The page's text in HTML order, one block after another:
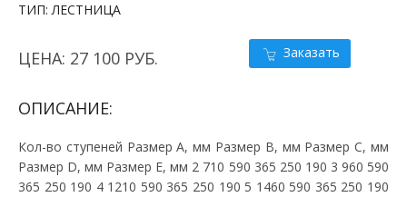
ТИП: ЛЕСТНИЦА
ЦЕНА: 27 100 РУБ. Заказать
ОПИСАНИЕ:
Кол-во ступеней Размер A, мм Размер B, мм Размер C, мм
Размер D, мм Размер E, мм 2 710 590 365 250 190 3 960 590
365 250 190 4 1210 590 365 250 190 5 1460 590 365 250 190